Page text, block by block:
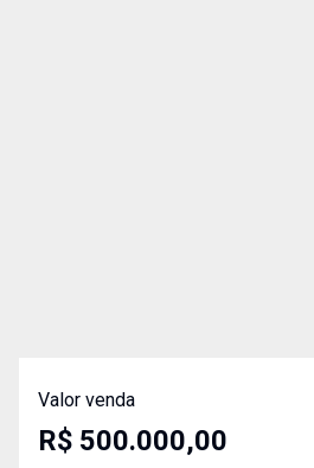
Valor venda
R$ 500.000,00